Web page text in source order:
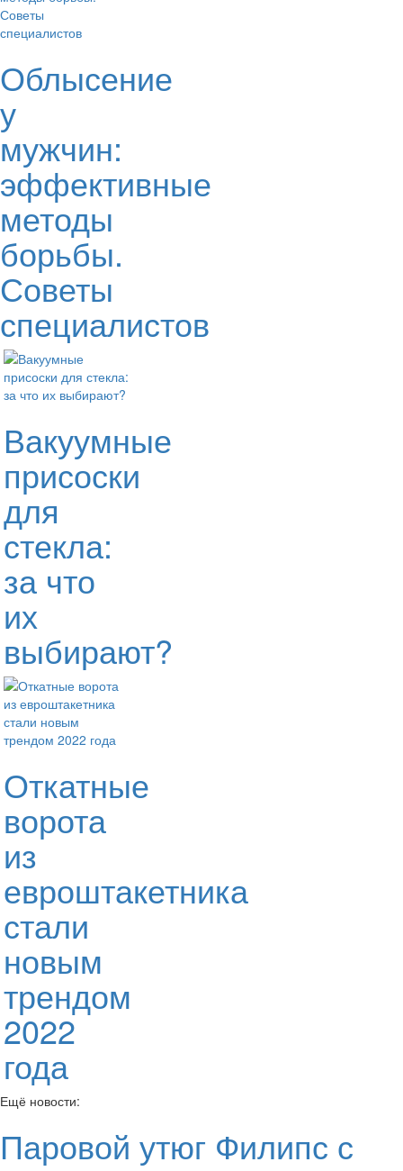
Облысение
у
мужчин:
эффективные
методы
борьбы.
Советы
специалистов
Вакуумные
присоски
для
стекла:
за что
их
выбирают?
Откатные
ворота
из
евроштакетника
стали
новым
трендом
2022
года
Ещё новости:
Паровой утюг Филипс с